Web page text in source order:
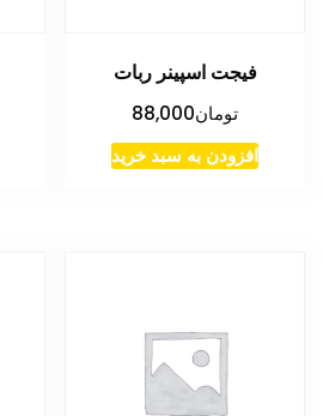
فیجت اسپینر ربات
تومان88,000
افزودن به سبد خرید